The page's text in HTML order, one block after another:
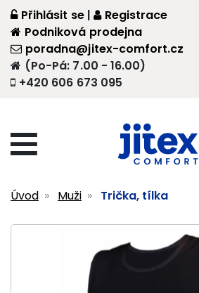
+420 606 673 095
(Po-Pá: 7.00 - 16.00)
poradna@jitex-comfort.cz
Přihlásit se |
Registrace
Podniková prodejna
Úvod Muži Trička, tílka